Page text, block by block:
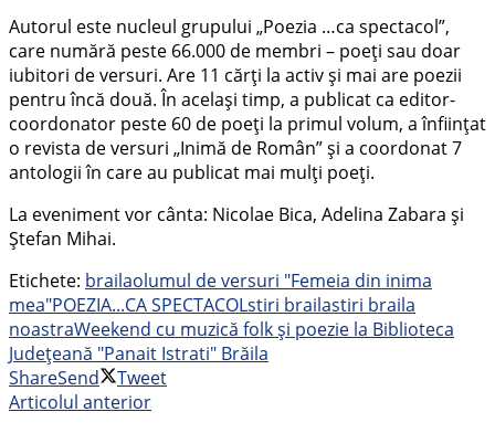
Autorul este nucleul grupului „Poezia …ca spectacol”,
care numără peste 66.000 de membri – poeţi sau doar
iubitori de versuri. Are 11 cărţi la activ și mai are poezii
pentru încă două. În acelaşi timp, a publicat ca editor-
coordonator peste 60 de poeţi la primul volum, a înfiinţat
o revista de versuri „Inimă de Român” şi a coordonat 7
antologii în care au publicat mai mulţi poeţi.
La eveniment vor cânta: Nicolae Bica, Adelina Zabara și
Ștefan Mihai.
Etichete: brailaolumul de versuri "Femeia din inima
mea"POEZIA...CA SPECTACOLstiri brailastiri braila
noastraWeekend cu muzică folk și poezie la Biblioteca
Județeană "Panait Istrati" Brăila
ShareSend
Tweet
Articolul anterior